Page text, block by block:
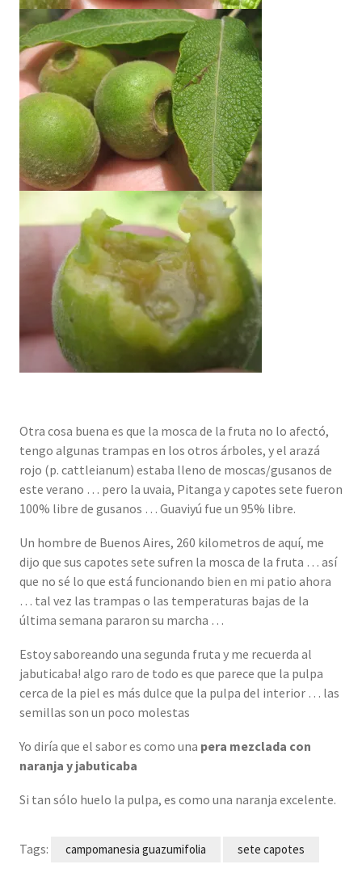
Otra cosa buena es que la mosca de la fruta no lo afectó,
tengo algunas trampas en los otros árboles, y el arazá
rojo (p. cattleianum) estaba lleno de moscas/gusanos de
este verano … pero la uvaia, Pitanga y capotes sete fueron
100% libre de gusanos … Guaviyú fue un 95% libre.
Un hombre de Buenos Aires, 260 kilometros de aquí, me
dijo que sus capotes sete sufren la mosca de la fruta … así
que no sé lo que está funcionando bien en mi patio ahora
… tal vez las trampas o las temperaturas bajas de la
última semana pararon su marcha …
Estoy saboreando una segunda fruta y me recuerda al
jabuticaba! algo raro de todo es que parece que la pulpa
cerca de la piel es más dulce que la pulpa del interior … las
semillas son un poco molestas
Yo diría que el sabor es como una pera mezclada con
naranja y jabuticaba
Si tan sólo huelo la pulpa, es como una naranja excelente.
Tags: campomanesia guazumifolia sete capotes